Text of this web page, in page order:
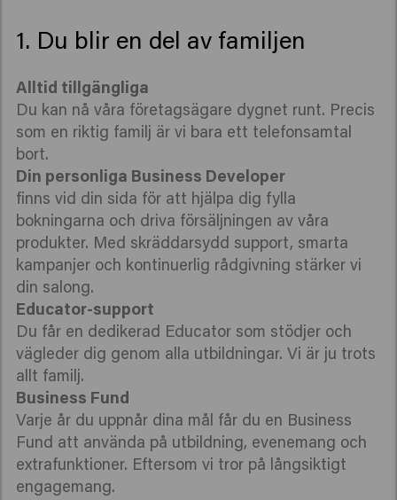
1. Du blir en del av familjen
Alltid tillgängliga
Du kan nå våra företagsägare dygnet runt. Precis
som en riktig familj är vi bara ett telefonsamtal
bort.
Din personliga Business Developer
finns vid din sida för att hjälpa dig fylla
bokningarna och driva försäljningen av våra
produkter. Med skräddarsydd support, smarta
kampanjer och kontinuerlig rådgivning stärker vi
din salong.
Educator-support
Du får en dedikerad Educator som stödjer och
vägleder dig genom alla utbildningar. Vi är ju trots
allt familj.
Business Fund
Varje år du uppnår dina mål får du en Business
Fund att använda på utbildning, evenemang och
extrafunktioner. Eftersom vi tror på långsiktigt
engagemang.